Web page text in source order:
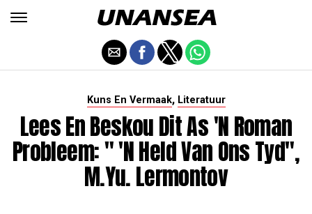
Kuns En Vermaak, Literatuur
Lees En Beskou Dit As 'n Roman
Probleem: " 'n Held Van Ons Tyd",
M.Yu. Lermontov